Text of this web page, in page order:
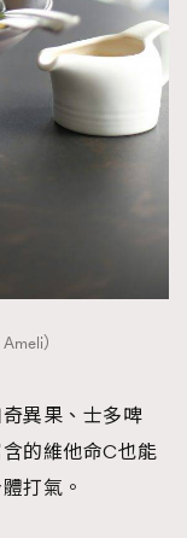
）
異果、士多啤
的維他命C也能
打氣。